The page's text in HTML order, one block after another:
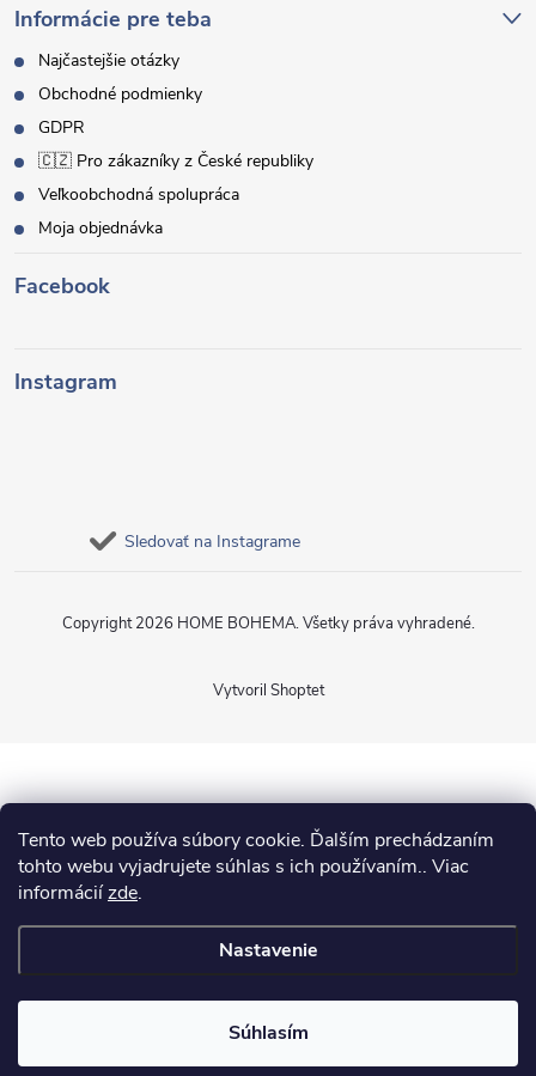
Tento web používa súbory cookie. Ďalším prechádzaním
tohto webu vyjadrujete súhlas s ich používaním.. Viac
informáciízde.
Nastavenie
Súhlasím
Informácie pre teba
Najčastejšie otázky
Obchodné podmienky
GDPR
🇨🇿 Pro zákazníky z České republiky
Veľkoobchodná spolupráca
Moja objednávka
Facebook
Instagram
Sledovať na Instagrame
Vytvoril Shoptet
Copyright 2026 HOME BOHEMA. Všetky práva vyhradené.